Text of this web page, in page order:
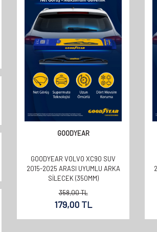
GOODYEAR
GOODYEAR VOLVO XC90 SUV
2015-2025 ARASI UYUMLU ARKA
SILECEK (350MM)
358,00TL
179,00 TL